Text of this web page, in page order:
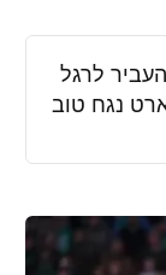
לרגל
נגח טוב